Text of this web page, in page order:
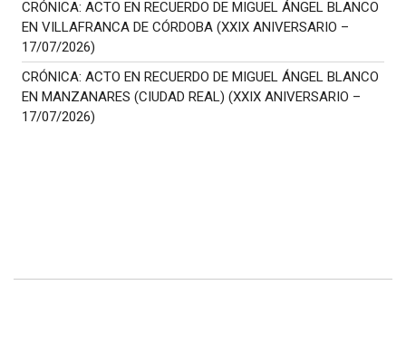
CRÓNICA: ACTO EN RECUERDO DE MIGUEL ÁNGEL BLANCO
EN VILLAFRANCA DE CÓRDOBA (XXIX ANIVERSARIO –
17/07/2026)
CRÓNICA: ACTO EN RECUERDO DE MIGUEL ÁNGEL BLANCO
EN MANZANARES (CIUDAD REAL) (XXIX ANIVERSARIO –
17/07/2026)